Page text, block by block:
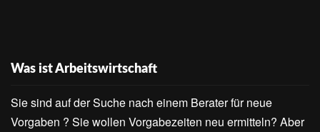
Was ist Arbeitswirtschaft
Sie sind auf der Suche nach einem Berater für neue
Vorgaben ? Sie wollen Vorgabezeiten neu ermitteln? Aber